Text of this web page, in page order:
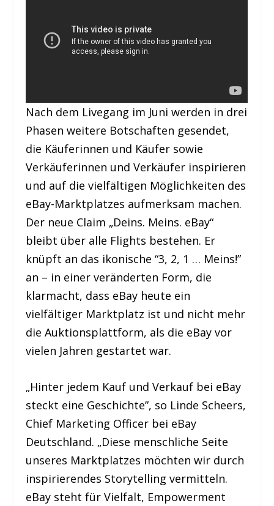
Nach dem Livegang im Juni werden in drei
Phasen weitere Botschaften gesendet,
die Käuferinnen und Käufer sowie
Verkäuferinnen und Verkäufer inspirieren
und auf die vielfältigen Möglichkeiten des
eBay-Marktplatzes aufmerksam machen.
Der neue Claim „Deins. Meins. eBay“
bleibt über alle Flights bestehen. Er
knüpft an das ikonische “3, 2, 1 … Meins!”
an – in einer veränderten Form, die
klarmacht, dass eBay heute ein
vielfältiger Marktplatz ist und nicht mehr
die Auktionsplattform, als die eBay vor
vielen Jahren gestartet war.
„Hinter jedem Kauf und Verkauf bei eBay
steckt eine Geschichte”, so Linde Scheers,
Chief Marketing Officer bei eBay
Deutschland. „Diese menschliche Seite
unseres Marktplatzes möchten wir durch
inspirierendes Storytelling vermitteln.
eBay steht für Vielfalt, Empowerment